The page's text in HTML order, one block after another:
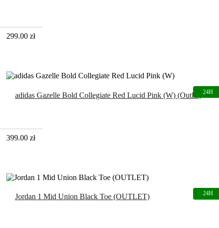
299.00 zł
adidas Gazelle Bold Collegiate Red Lucid Pink (W) (Outlet)
399.00 zł
Jordan 1 Mid Union Black Toe (OUTLET)